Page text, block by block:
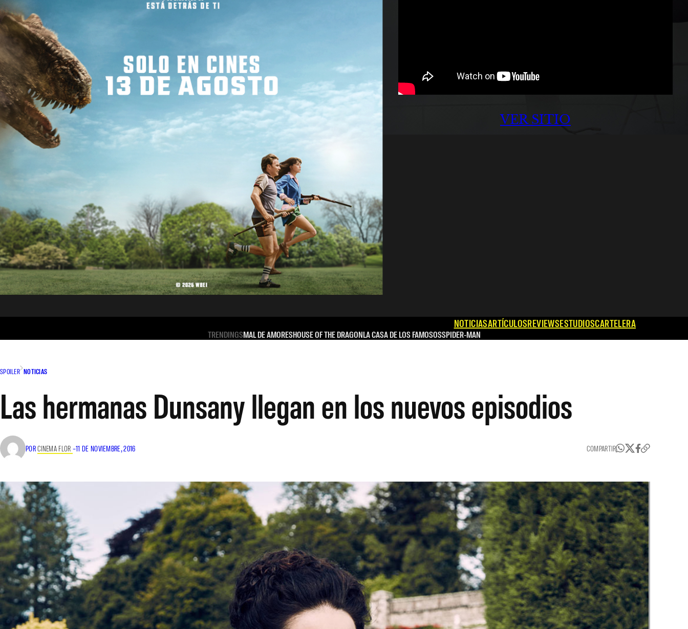
VER SITIO
NOTICIASARTÍCULOSREVIEWSESTUDIOSCARTELERA
TRENDINGSMAL DE AMORESHOUSE OF THE DRAGONLA CASA DE LOS FAMOSOSSPIDER-MAN
SPOILER NOTICIAS
Las hermanas Dunsany llegan en los nuevos episodios
PORCINEMA FLOR –11 DE NOVIEMBRE, 2016 COMPARTIR